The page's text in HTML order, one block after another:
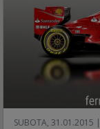
SUBOTA, 31.01.2015